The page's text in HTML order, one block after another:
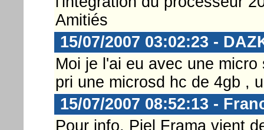
Amitiés
15/07/2007 03:02:23 -
Moi je l'ai eu avec une
pri une microsd hc de 4gb ,
15/07/2007 08:52:13 -
Pour info, Piel Frama vient